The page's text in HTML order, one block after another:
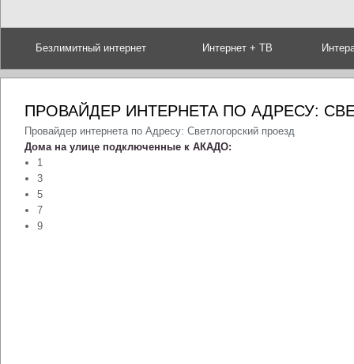
Безлимитный интернет Интернет + ТВ
ПРОВАЙДЕР ИНТЕРНЕТА ПО АДРЕСУ:
Провайдер интернета по Адресу: Светлогорский проезд
Дома на улице подключенные к АКАДО:
1
3
5
7
9